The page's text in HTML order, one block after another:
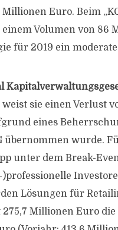
Euro. Beim
einem Volumen von
für 2019 ein
weist sie einen Verlust
eines
übernommen wurde.
unter dem Break-
Lösungen für
Millionen Euro